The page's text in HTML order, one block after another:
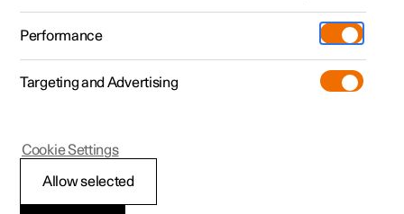
Pre-owned
Shop
Meer
Testrit
Aanbiedingen voor
Testrit
Aanbiedingen voor
Polestar 4 coupé
Ontdek Polestar 4
Testrit
Bekijk onze stockwagens
Aanbiedingen voor
Ontdek Polestar 5
Over pre-owned
Pre-owned aanbiedingen
Configureer
Pre-owned
Testrit
Additionals
(Opent in een nieuw venster)
Experiences
Ontmoet ons
Servicepunten
Opladen
Support
Polestar 1
Polestar 1 - Informatie
Performance
Targeting and Advertising
Allow selected
Cookie Settings